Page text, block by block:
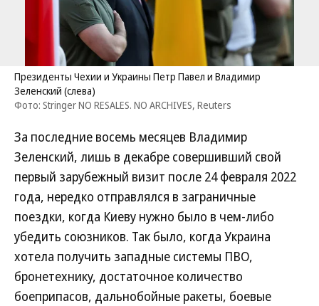
Президенты Чехии и Украины Петр Павел и Владимир
Зеленский (слева)
Фото: Stringer NO RESALES. NO ARCHIVES, Reuters
За последние восемь месяцев Владимир
Зеленский, лишь в декабре совершивший свой
первый зарубежный визит после 24 февраля 2022
года, нередко отправлялся в заграничные
поездки, когда Киеву нужно было в чем-либо
убедить союзников. Так было, когда Украина
хотела получить западные системы ПВО,
бронетехнику, достаточное количество
боеприпасов, дальнобойные ракеты, боевые